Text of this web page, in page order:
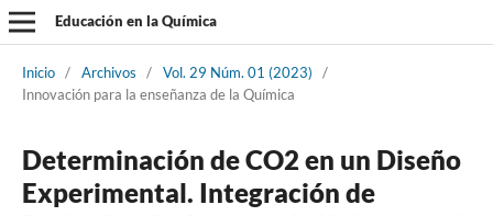
Educación en la Química
Inicio / Archivos / Vol. 29 Núm. 01 (2023)
/
Innovación para la enseñanza de la Química
Determinación de CO2 en un Diseño
Experimental. Integración de